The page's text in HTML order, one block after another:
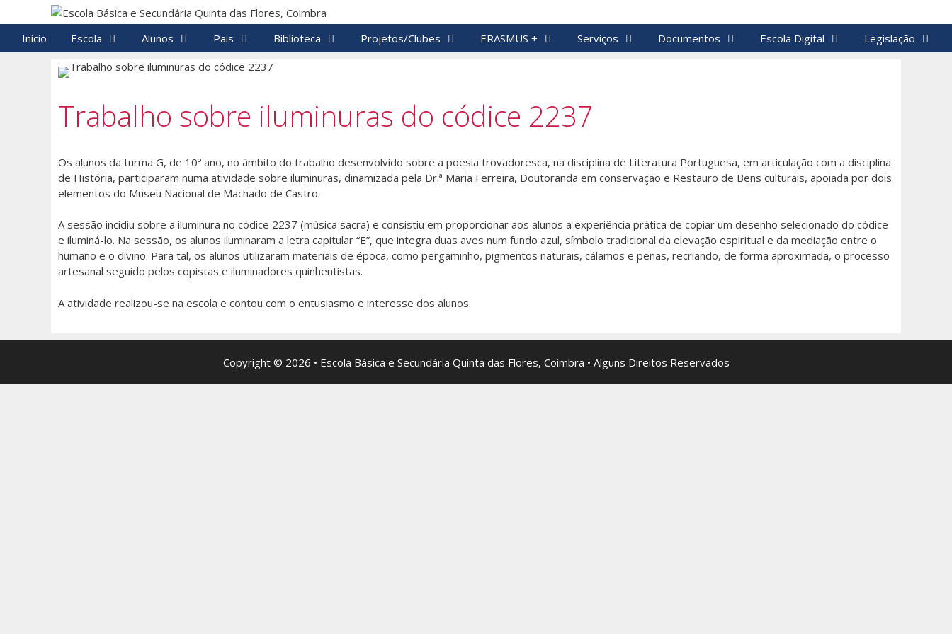
para
conteúdo
Início Escola Alunos Pais Biblioteca Projetos/Clubes ERASMUS + Serviços Documentos Escola Digital Legislação
Trabalho sobre iluminuras do códice 2237
Os alunos da turma G, de 10º ano, no âmbito do trabalho desenvolvido sobre a poesia trovadoresca, na disciplina de Literatura Portuguesa, em articulação com a disciplina
de História, participaram numa atividade sobre iluminuras, dinamizada pela Dr.ª Maria Ferreira, Doutoranda em conservação e Restauro de Bens culturais, apoiada por dois
elementos do Museu Nacional de Machado de Castro.
A sessão incidiu sobre a iluminura no códice 2237 (música sacra) e consistiu em proporcionar aos alunos a experiência prática de copiar um desenho selecionado do códice
e iluminá-lo. Na sessão, os alunos iluminaram a letra capitular “E”, que integra duas aves num fundo azul, símbolo tradicional da elevação espiritual e da mediação entre o
humano e o divino. Para tal, os alunos utilizaram materiais de época, como pergaminho, pigmentos naturais, cálamos e penas, recriando, de forma aproximada, o processo
artesanal seguido pelos copistas e iluminadores quinhentistas.
A atividade realizou-se na escola e contou com o entusiasmo e interesse dos alunos.
Copyright © 2026 • Escola Básica e Secundária Quinta das Flores, Coimbra • Alguns Direitos Reservados